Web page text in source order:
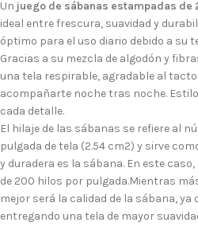
Un juego de sábanas estampadas de
ideal entre frescura, suavidad y
óptimo para el uso diario debido a su
Gracias a su mezcla de algodón y
una tela respirable, agradable al
acompañarte noche tras noche.
cada detalle.
El hilaje de las sábanas se refiere al
pulgada de tela (2.54 cm2) y sirve
y duradera es la sábana. En este
de 200 hilos por pulgada.Mientras
mejor será la calidad de la sábana,
entregando una tela de mayor